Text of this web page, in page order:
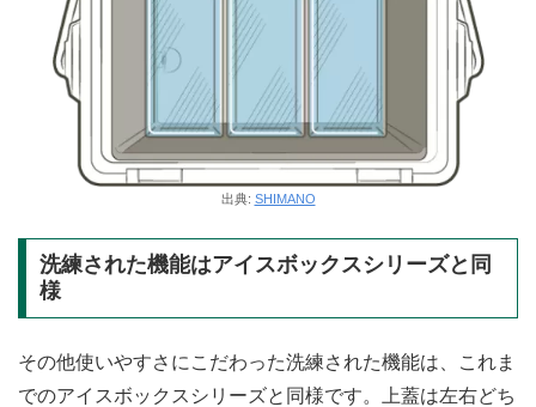
出典: SHIMANO
洗練された機能はアイスボックスシリーズと同
様
その他使いやすさにこだわった洗練された機能は、これま
でのアイスボックスシリーズと同様です。上蓋は左右どち